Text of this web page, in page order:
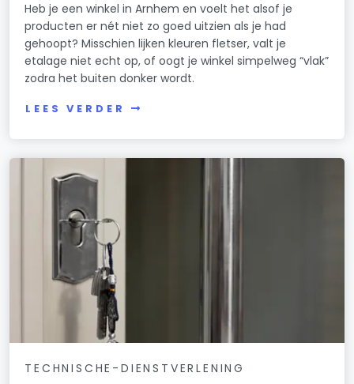
Heb je een winkel in Arnhem en voelt het alsof je
producten er nét niet zo goed uitzien als je had
gehoopt? Misschien lijken kleuren fletser, valt je
etalage niet echt op, of oogt je winkel simpelweg “vlak”
zodra het buiten donker wordt.
LEES VERDER
TECHNISCHE-DIENSTVERLENING